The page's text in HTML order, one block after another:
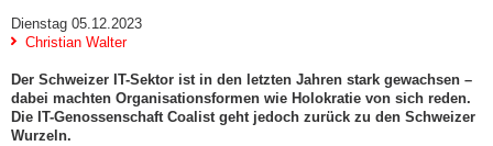
Dienstag 05.12.2023
Christian Walter
Der Schweizer IT-Sektor ist in den letzten Jahren stark gewachsen –
dabei machten Organisationsformen wie Holokratie von sich reden.
Die IT-Genossenschaft Coalist geht jedoch zurück zu den Schweizer
Wurzeln.